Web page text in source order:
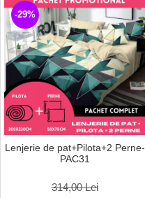
-29%
Lenjerie de pat+Pilota+2 Perne-
PAC31
314,00 Lei